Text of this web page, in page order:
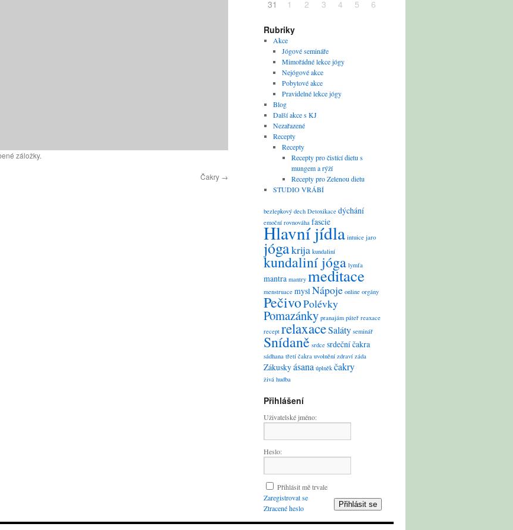
záložky.
Čakry →
31 1 2 3 4 5 6
Rubriky
Akce
Jógové semináře
Mimořádné lekce jógy
Nejógové akce
Pobytové akce
Pravidelné lekce jógy
Blog
Další akce s KJ
Nezařazené
Recepty
Recepty
Recepty pro čistící dietu s
mungem a rýží
Recepty pro Zelenou dietu
STUDIO VRÁBÍ
bezlepkový dech Detoxikace dýchání
emoční rovnováha fascie
Hlavní jídla intuice jaro
jógakrija kundaliní
kundaliní jóga lymfa
mantra mantry meditace
menstruace myslNápoje online orgány
PečivoPolévky
Pomazánky pranajám páteř reaxace
recept relaxaceSaláty seminář
Snídaně srdce srdeční čakra
sádhana třetí čakra uvolnění zdraví záda
Zákuskyásana úplněk čakry
živá hudba
Přihlášení
Uživatelské jméno:
Heslo:
Přihlásit mě trvale
Přihlásit se
Zaregistrovat se
Ztracené heslo